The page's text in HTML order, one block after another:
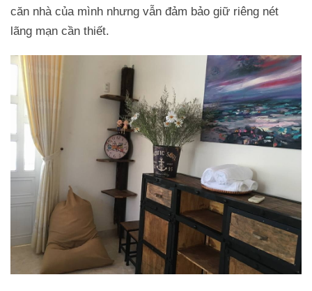
căn nhà của mình nhưng vẫn đảm bảo giữ riêng nét
lãng mạn cần thiết.